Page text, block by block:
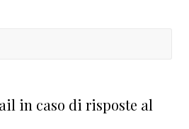
in caso di risposte al